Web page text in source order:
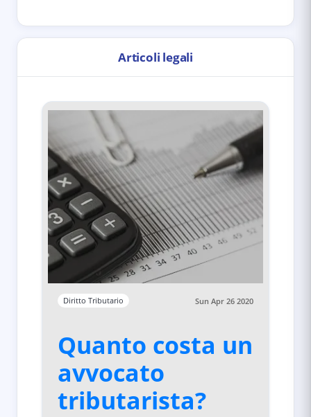
Articoli legali
Diritto Tributario Sun Apr 26 2020
Quanto costa un
avvocato
tributarista?